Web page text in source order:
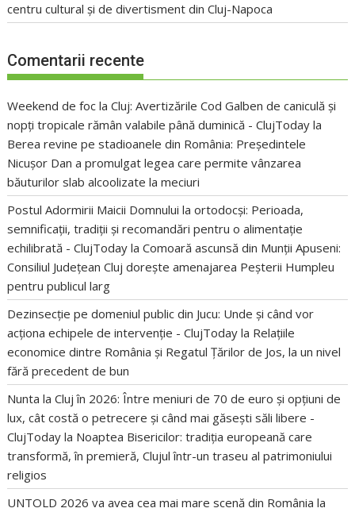
centru cultural și de divertisment din Cluj-Napoca
Comentarii recente
Weekend de foc la Cluj: Avertizările Cod Galben de caniculă și
nopți tropicale rămân valabile până duminică - ClujToday la
Berea revine pe stadioanele din România: Președintele
Nicușor Dan a promulgat legea care permite vânzarea
băuturilor slab alcoolizate la meciuri
Postul Adormirii Maicii Domnului la ortodocși: Perioada,
semnificații, tradiții și recomandări pentru o alimentație
echilibrată - ClujToday laComoară ascunsă din Munții Apuseni:
Consiliul Județean Cluj dorește amenajarea Peșterii Humpleu
pentru publicul larg
Dezinsecție pe domeniul public din Jucu: Unde și când vor
acționa echipele de intervenție - ClujToday la Relațiile
economice dintre România și Regatul Țărilor de Jos, la un nivel
fără precedent de bun
Nunta la Cluj în 2026: Între meniuri de 70 de euro și opțiuni de
lux, cât costă o petrecere și când mai găsești săli libere -
ClujToday la Noaptea Bisericilor: tradiția europeană care
transformă, în premieră, Clujul într-un traseu al patrimoniului
religios
UNTOLD 2026 va avea cea mai mare scenă din România la